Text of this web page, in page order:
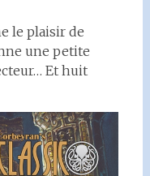
le plaisir de
une petite
Et huit